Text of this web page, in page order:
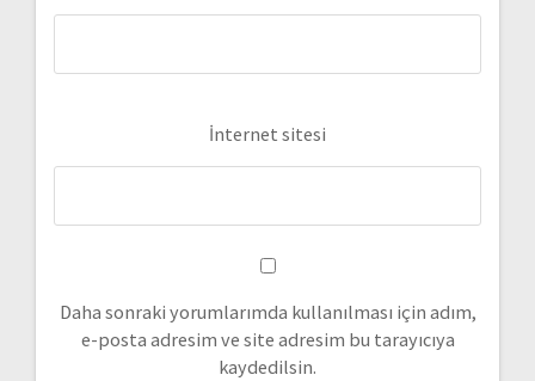
İnternet sitesi
Daha sonraki yorumlarımda kullanılması için adım,
e-posta adresim ve site adresim bu tarayıcıya
kaydedilsin.